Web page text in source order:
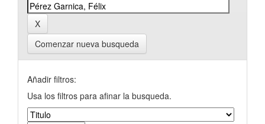
Comenzar nueva busqueda
Añadir filtros:
Usa los filtros para afinar la busqueda.